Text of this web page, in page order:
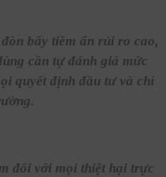
bẩy tiềm ẩn rủi ro cao,
cần tự đánh giá mức
quyết định đầu tư và chỉ
đối với mọi thiệt hại trực